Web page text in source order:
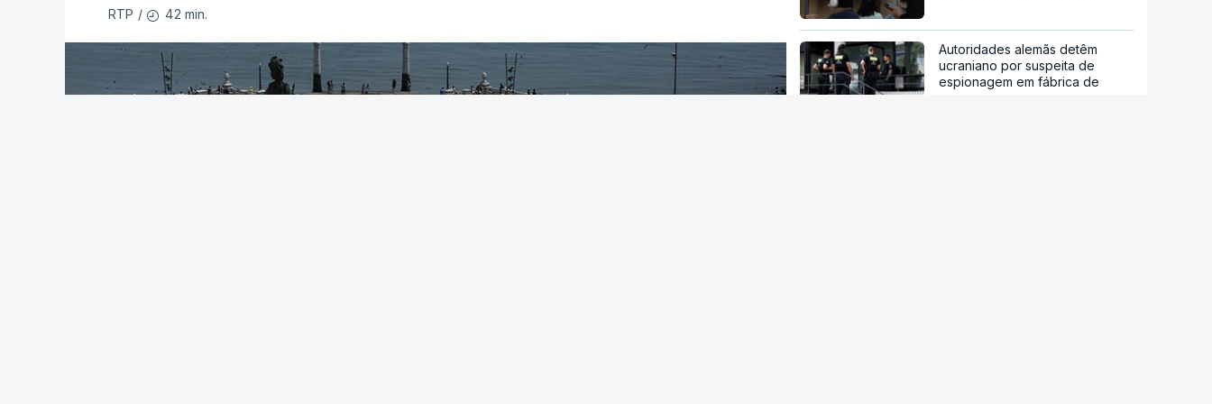
passado.
Após a publicação desses resultados, os alunos terão três dias para submeter a
candidatura à 1.ª fase do concurso de acesso ao ensino superiorcaso só então
RTP / 42 min.
Autoridades alemãs detêm
ucraniano por suspeita de
espionagem em fábrica de